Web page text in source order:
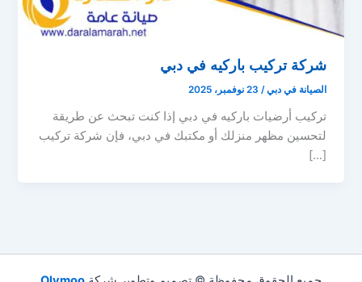
شركة تركيب باركيه في دبي
الصيانة في دبي/ 23 نوفمبر، 2025
تركيب أرضيات باركيه في دبي إذا كنت تبحث عن طريقة
لتحسين مظهر منزلك أو مكتبك في دبي، فإن شركة تركيب
[…]